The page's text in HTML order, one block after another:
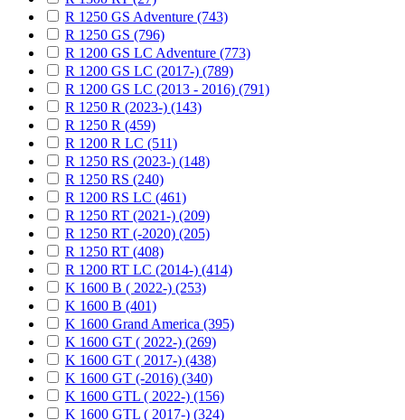
R 1250 GS Adventure (743)
R 1250 GS (796)
R 1200 GS LC Adventure (773)
R 1200 GS LC (2017-) (789)
R 1200 GS LC (2013 - 2016) (791)
R 1250 R (2023-) (143)
R 1250 R (459)
R 1200 R LC (511)
R 1250 RS (2023-) (148)
R 1250 RS (240)
R 1200 RS LC (461)
R 1250 RT (2021-) (209)
R 1250 RT (-2020) (205)
R 1250 RT (408)
R 1200 RT LC (2014-) (414)
K 1600 B ( 2022-) (253)
K 1600 B (401)
K 1600 Grand America (395)
K 1600 GT ( 2022-) (269)
K 1600 GT ( 2017-) (438)
K 1600 GT (-2016) (340)
K 1600 GTL ( 2022-) (156)
K 1600 GTL ( 2017-) (324)